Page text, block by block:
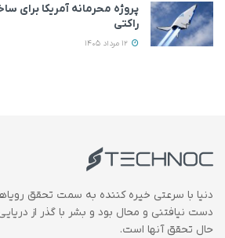
پروژه محرمانه آمریکا برای
راکتی
دنیا با سرعتی خیره کننده به سمت تحقق
دست نیافتنی و محال بود و بشر با گذر از
حال تحقق آنها است.